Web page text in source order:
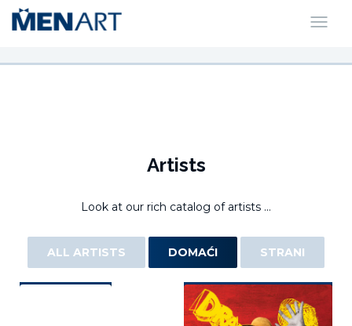
Artists
Look at our rich catalog of artists ...
ALL ARTISTS DOMAĆI STRANI